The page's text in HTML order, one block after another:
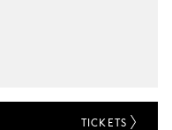
TICKETS